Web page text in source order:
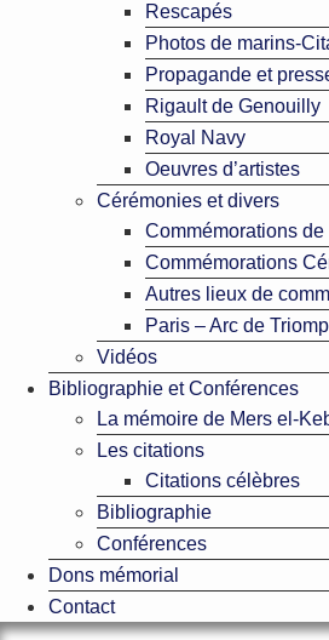
Rescapés
Photos de marins-
Propagande et
Rigault de Genouilly
Royal Navy
Oeuvres d’artistes
Cérémonies et divers
Commémorations de
Commémorations
Autres lieux de
Paris – Arc de
Vidéos
Bibliographie et Conférences
La mémoire de Mers el-
Les citations
Citations célèbres
Bibliographie
Conférences
Dons mémorial
Contact